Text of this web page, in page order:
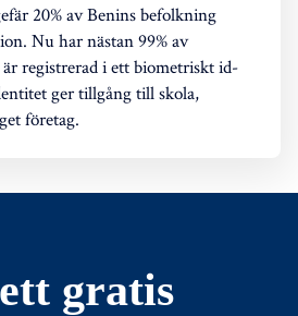
20% av Benins befolkning
Nu har nästan 99% av
registrerad i ett biometriskt id-
ger tillgång till skola,
företag.
gratis